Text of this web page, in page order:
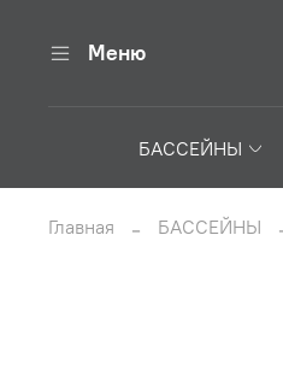
Меню
БАССЕЙНЫ
Главная БАССЕЙНЫ